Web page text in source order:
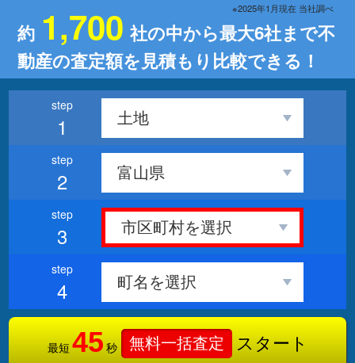
約 1,700 社の中から最大6社まで不
動産の査定額を見積もり比較できる！
※2025年1月現在 当社調べ
1
2
3
4
最短 45 秒 無料一括査定 スタート